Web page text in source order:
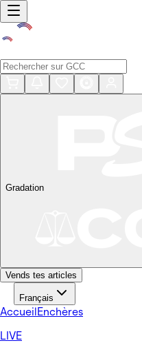
Gradation
Vends tes articles
Français
AccueilEnchères
LIVE